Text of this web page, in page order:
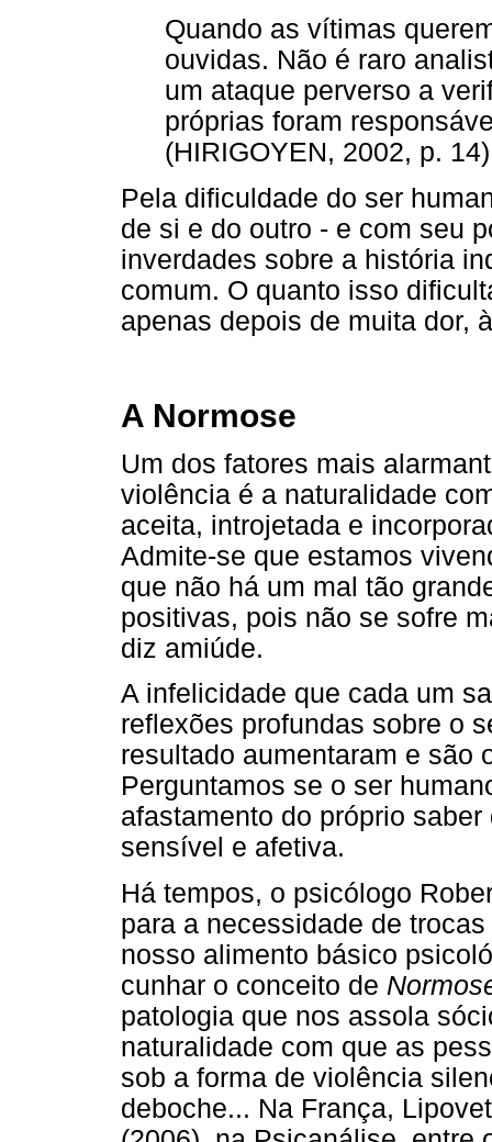
Quando as vítimas
ouvidas. Não é raro
um ataque perverso a
próprias foram
(HIRIGOYEN, 2002, p. 14)
Pela dificuldade do ser
de si e do outro - e com seu
inverdades sobre a história
comum. O quanto isso
apenas depois de muita dor,
A Normose
Um dos fatores mais
violência é a naturalidade
aceita, introjetada e
Admite-se que estamos
que não há um mal tão
positivas, pois não se sofre
diz amiúde.
A infelicidade que cada um
reflexões profundas sobre o
resultado aumentaram e são
Perguntamos se o ser
afastamento do próprio
sensível e afetiva.
Há tempos, o psicólogo
para a necessidade de
nosso alimento básico
cunhar o conceito de
patologia que nos assola
naturalidade com que as
sob a forma de violência
deboche... Na França,